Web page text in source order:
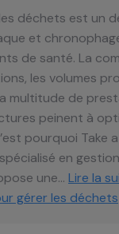
déchets est un
et
de santé. La
les volumes
multitude de
peinent à
pourquoi Take
en
une… Lire la
gérer les déchets